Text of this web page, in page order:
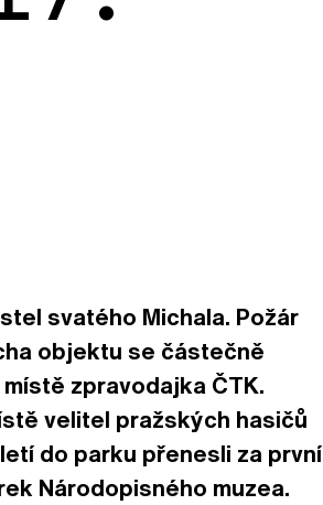
svatého Michala. Požár
objektu se částečně
zpravodajka ČTK.
velitel pražských hasičů
do parku přenesli za první
Národopisného muzea.